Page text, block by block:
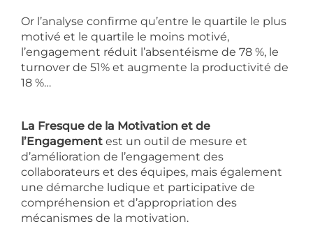
Or l’analyse confirme qu’entre le quartile le plus
motivé et le quartile le moins motivé,
l’engagement réduit l’absentéisme de 78 %, le
turnover de 51% et augmente la productivité de
18 %…
La Fresque de la Motivation et de
l’Engagementest un outil de mesure et
d’amélioration de l’engagement des
collaborateurs et des équipes, mais également
une démarche ludique et participative de
compréhension et d’appropriation des
mécanismes de la motivation.